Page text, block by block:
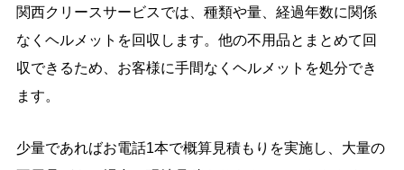
関西クリースサービスでは、種類や量、経過年数に関係
なくヘルメットを回収します。他の不用品とまとめて回
収できるため、お客様に手間なくヘルメットを処分でき
ます。
少量であればお電話1本で概算見積もりを実施し、大量の